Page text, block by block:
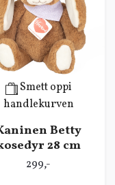
Smett oppi
handlekurven
Betty
28 cm
299,-